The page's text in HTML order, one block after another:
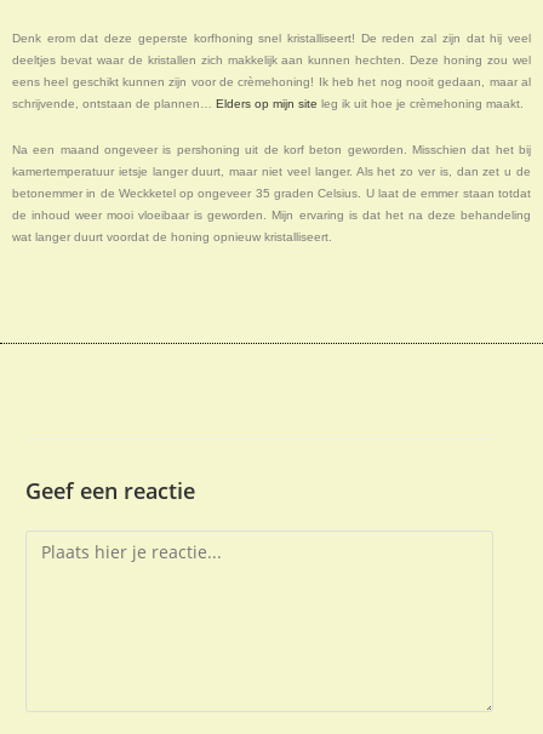
Denk erom dat deze geperste korfhoning snel kristalliseert! De reden zal zijn dat hij veel
deeltjes bevat waar de kristallen zich makkelijk aan kunnen hechten. Deze honing zou wel
eens heel geschikt kunnen zijn voor de crèmehoning! Ik heb het nog nooit gedaan, maar al
schrijvende, ontstaan de plannen… Elders op mijn site leg ik uit hoe je crèmehoning maakt.
Na een maand ongeveer is pershoning uit de korf beton geworden. Misschien dat het bij
kamertemperatuur ietsje langer duurt, maar niet veel langer. Als het zo ver is, dan zet u de
betonemmer in de Weckketel op ongeveer 35 graden Celsius. U laat de emmer staan totdat
de inhoud weer mooi vloeibaar is geworden. Mijn ervaring is dat het na deze behandeling
wat langer duurt voordat de honing opnieuw kristalliseert.
Geef een reactie